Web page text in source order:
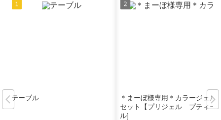
テーブル
＊まーぼ様専用＊カラージェル
セット【プリジェル プティー
ル]